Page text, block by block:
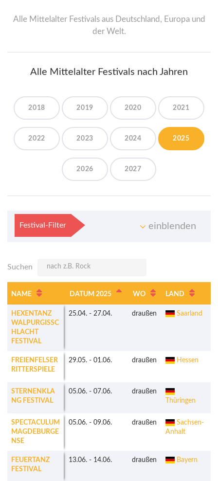
Alle Mittelalter Festivals aus Deutschland, Europa und
der Welt.
Alle Mittelalter Festivals nach Jahren
2018 2019 2020 2021
2022 2023 2024 2025
2026 2027
Festival-Filter einblenden
Suchen
NAME DATUM 2025 WO LAND
HEXENTANZ
WALPURGISSC
HLACHT
FESTIVAL
25.04. - 27.04. draußen Saarland
FREIENFELSER
RITTERSPIELE
29.05. - 01.06. draußen Hessen
STERNENKLA
NG FESTIVAL
05.06. - 07.06.
draußen
Thüringen
SPECTACULUM
MAGDEBURGE
NSE
05.06. - 09.06. draußen
Sachsen-
Anhalt
FEUERTANZ
FESTIVAL
13.06. - 14.06. draußen Bayern